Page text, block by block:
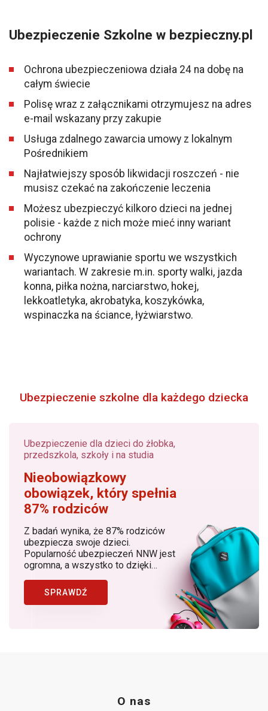
Ubezpieczenie Szkolne w bezpieczny.pl
Ochrona ubezpieczeniowa działa 24 na dobę na
całym świecie
Polisę wraz z załącznikami otrzymujesz na adres
e-mail wskazany przy zakupie
Usługa zdalnego zawarcia umowy z lokalnym
Pośrednikiem
Najłatwiejszy sposób likwidacji roszczeń - nie
musisz czekać na zakończenie leczenia
Możesz ubezpieczyć kilkoro dzieci na jednej
polisie - każde z nich może mieć inny wariant
ochrony
Wyczynowe uprawianie sportu we wszystkich
wariantach. W zakresie m.in. sporty walki, jazda
konna, piłka nożna, narciarstwo, hokej,
lekkoatletyka, akrobatyka, koszykówka,
wspinaczka na ściance, łyżwiarstwo.
Ubezpieczenie szkolne dla każdego dziecka
Ubezpieczenie dla dzieci do żłobka,
przedszkola, szkoły i na studia
Nieobowiązkowy
obowiązek, który spełnia
87% rodziców
Z badań wynika, że 87% rodziców
ubezpiecza swoje dzieci.
Popularność ubezpieczeń NNW jest
ogromna, a wszystko to dzięki
rodziców, dostępności produktów, w
których znaczącą rolę odgrywa
lider ubezpieczeń NNW dziecka w
SPRAWDŹ
O nas